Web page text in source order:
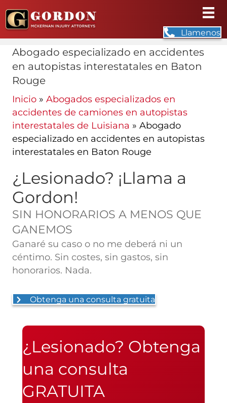
Llamenos
Abogado especializado en accidentes
en autopistas interestatales en Baton
Rouge
Inicio » Abogados especializados en
accidentes de camiones en autopistas
interestatales de Luisiana » Abogado
especializado en accidentes en autopistas
interestatales en Baton Rouge
¿Lesionado? ¡Llama a
Gordon!
SIN HONORARIOS A MENOS QUE
GANEMOS
Ganaré su caso o no me deberá ni un
céntimo. Sin costes, sin gastos, sin
honorarios. Nada.
Obtenga una consulta gratuita
¿Lesionado? Obtenga
una consulta
GRATUITA